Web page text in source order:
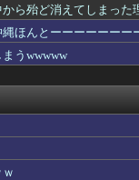
協力」 経産省...
ラ【Liella...
走るし流問題解決...
へご挨拶させて...
」 [8/6]
ｗｗｗｗｗｗｗ...
“43億円分”...
ら殆ど消えてしまった
ほんとーーーーーー
うwwwww